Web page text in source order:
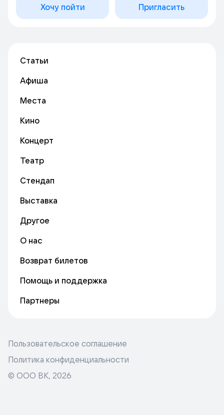
Хочу пойти Пригласить
Статьи
Афиша
Места
Кино
Концерт
Театр
Стендап
Выставка
Другое
О нас
Возврат билетов
Помощь и поддержка
Партнеры
Пользовательское соглашение
Политика конфиденциальности
© ООО ВК, 2026